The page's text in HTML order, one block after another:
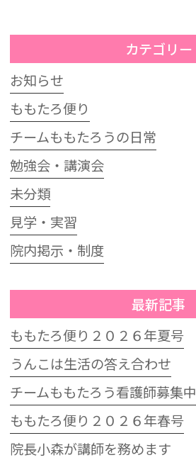
カテゴリー
お知らせ
ももたろ便り
チームももたろうの日常
勉強会・講演会
未分類
見学・実習
院内掲示・制度
最新記事
ももたろ便り２０２６年夏号
うんこは生活の答え合わせ
チームももたろう看護師募集中
ももたろ便り２０２６年春号
院長小森が講師を務めます